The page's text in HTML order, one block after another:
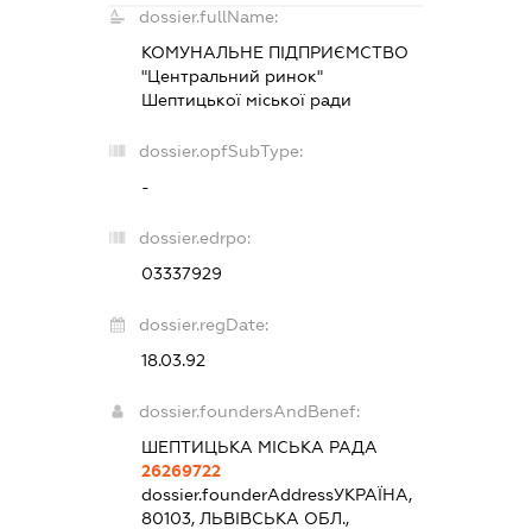
dossier.fullName:
КОМУНАЛЬНЕ ПІДПРИЄМСТВО
"Центральний ринок"
Шептицької міської ради
dossier.opfSubType:
-
dossier.edrpo:
03337929
dossier.regDate:
18.03.92
dossier.foundersAndBenef:
ШЕПТИЦЬКА МІСЬКА РАДА
26269722
dossier.founderAddressУКРАЇНА,
80103, ЛЬВІВСЬКА ОБЛ.,